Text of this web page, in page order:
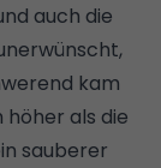
auch die
kam
höher als die
sauberer